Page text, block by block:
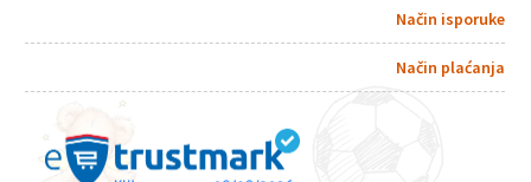
Način isporuke
Način plaćanja